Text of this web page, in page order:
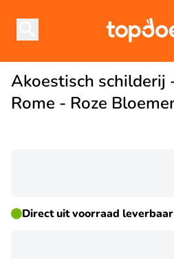
Akoestisch schilderij
Rome - Roze
Direct uit voorraad leverbaar